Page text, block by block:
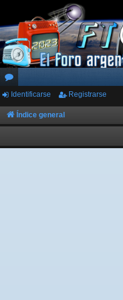
or
os
Identificarse Registrarse
Índice general